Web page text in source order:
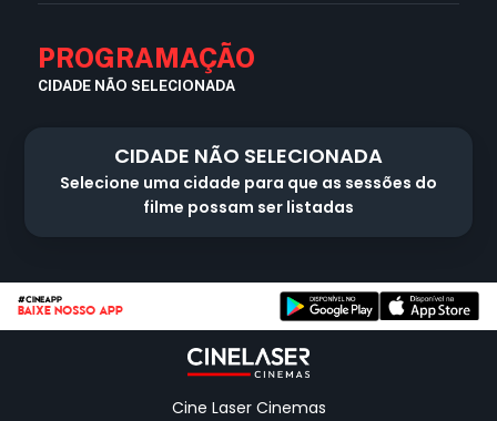
PROGRAMAÇÃO
CIDADE NÃO SELECIONADA
CIDADE NÃO SELECIONADA
Selecione uma cidade para que as sessões do
filme possam ser listadas
#CINEAPP
BAIXE NOSSO APP
Cine Laser Cinemas